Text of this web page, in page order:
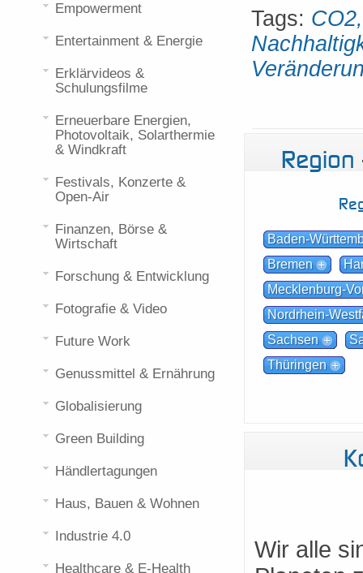
Tags:
Region
Baden-
Bremen
Mecklenburg-
Nordrhein-
Sachsen
Thüringen
Wir alle
Empowerment
Entertainment & Energie
Erklärvideos &
Schulungsfilme
Erneuerbare Energien,
Photovoltaik, Solarthermie
& Windkraft
Festivals, Konzerte &
Open-Air
Finanzen, Börse &
Wirtschaft
Forschung & Entwicklung
Fotografie & Video
Future Work
Genussmittel & Ernährung
Globalisierung
Green Building
Händlertagungen
Haus, Bauen & Wohnen
Industrie 4.0
Healthcare & E-Health